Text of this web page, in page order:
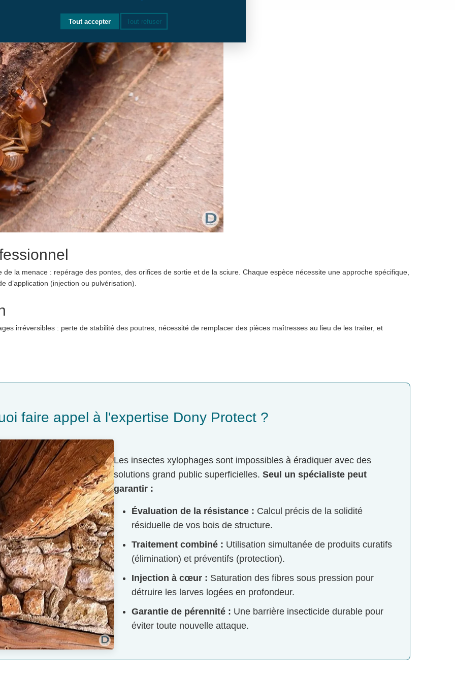
la menace : repérage des pontes, des orifices de sortie et de la sciure. Chaque espèce nécessite une approche spécifique,
d’application (injection ou pulvérisation).
irréversibles : perte de stabilité des poutres, nécessité de remplacer des pièces maîtresses au lieu de les traiter, et
faire appel à l'expertise Dony Protect ?
Les insectes xylophages sont impossibles à éradiquer avec des
solutions grand public superficielles. Seul un spécialiste peut
garantir :
Évaluation de la résistance : Calcul précis de la solidité
résiduelle de vos bois de structure.
Traitement combiné : Utilisation simultanée de produits curatifs
(élimination) et préventifs (protection).
Injection à cœur : Saturation des fibres sous pression pour
détruire les larves logées en profondeur.
Garantie de pérennité : Une barrière insecticide durable pour
éviter toute nouvelle attaque.
Tout accepter Tout refuser